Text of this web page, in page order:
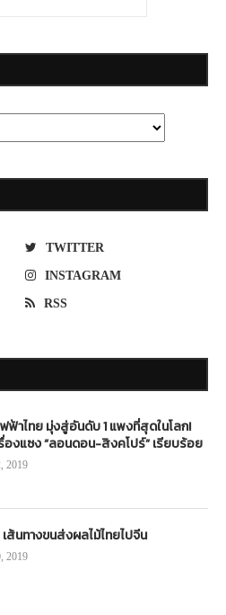
TWITTER
INSTAGRAM
RSS
ฟ้าไทย มุ่งสู่อันดับ 1 แพงที่สุดในโลก!
องแซง “ลอนดอน-สิงคโปร์” เรียบร้อย
2019
ส้นทางขนส่งผลไม้ไทยไปจีน
2019